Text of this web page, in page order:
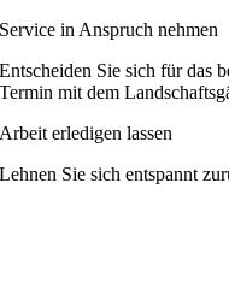
Service in Anspruch nehmen
Entscheiden Sie sich für das
Termin mit dem
Arbeit erledigen lassen
Lehnen Sie sich entspannt